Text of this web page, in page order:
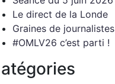
Le direct de la Londe
Graines de journalistes
#OMLV26 c’est parti !